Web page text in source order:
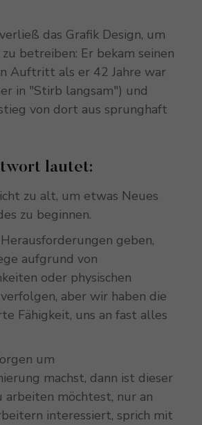
verließ das Grafik Design, um
betreiben: Er bekam seinen
Auftritt als er 42 Jahre war
in "Stirb langsam") und
von dort aus sprunghaft
lautet:
zu alt, um etwas Neues
zu beginnen.
geben,
aufgrund von
oder physischen
aber wir haben die
Fähigkeit, uns an fast alles
um
machst, dann ist dieser
arbeiten möchtest, nur an
interessiert, sprich mit